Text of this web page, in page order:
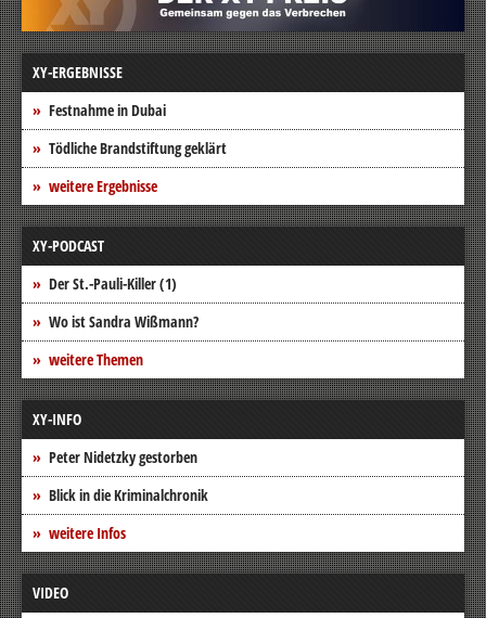
XY-ERGEBNISSE
Festnahme in Dubai
Tödliche Brandstiftung geklärt
weitere Ergebnisse
XY-PODCAST
Der St.-Pauli-Killer (1)
Wo ist Sandra Wißmann?
weitere Themen
XY-INFO
Peter Nidetzky gestorben
Blick in die Kriminalchronik
weitere Infos
VIDEO